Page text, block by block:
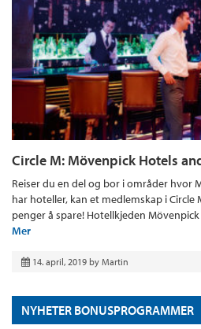
Circle M: Mövenpick Hotels
Reiser du en del og bor i områder hvor
har hoteller, kan et medlemskap i
penger å spare! Hotellkjeden
Mer
14. april, 2019 by Martin
NYHETER BONUSPROGRAMMER